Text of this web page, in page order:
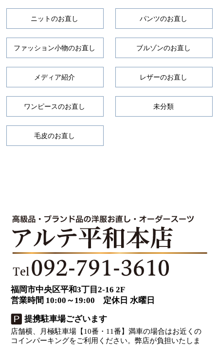
ニットのお直し パンツのお直し
ファッション小物のお直し ブルゾンのお直し
メディア紹介 レザーのお直し
ワンピースのお直し 未分類
毛皮のお直し
福岡市中央区平和3丁目2-16 2F
営業時間 10:00～19:00 定休日 水曜日
提携駐車場ございます
店舗横、月極駐車場【10番・11番】満車の場合はお近くの
コインパーキングをご利用ください。弊店が負担いたしま